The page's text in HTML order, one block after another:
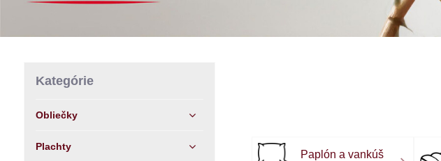
Paplón a vankúš
Kategórie
Obliečky
Plachty